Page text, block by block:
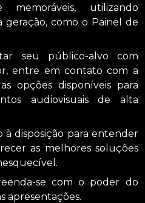
memoráveis, utilizando
como o Painel de
seu público-alvo com
entre em contato com a
opções disponíveis para
audiovisuais de alta
à disposição para entender
as melhores soluções
se com o poder do
apresentações.